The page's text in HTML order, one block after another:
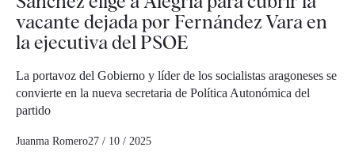
vacante dejada por Fernández Vara en
la ejecutiva del PSOE
La portavoz del Gobierno y líder de los socialistas aragoneses se
convierte en la nueva secretaria de Política Autonómica del
partido
Juanma Romero27 / 10 / 2025